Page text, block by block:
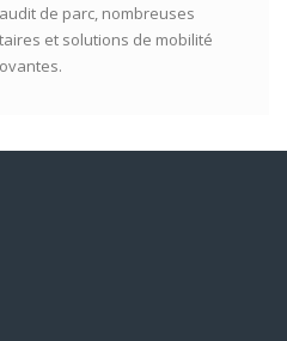
de parc, nombreuses
et solutions de mobilité